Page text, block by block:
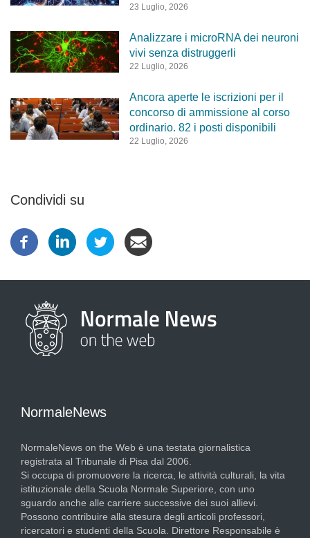
23 Luglio, 2026
Analizzare i microRNA dei neuroni
vivi senza distruggerli
22 Luglio, 2026
Ancora aperte le iscrizioni per il
concorso di ammissione al corso
ordinario. 82 i posti disponibili
22 Luglio, 2026
Condividi su
NormaleNews
NormaleNews on the Web è una testata giornalistica
registrata al Tribunale di Pisa dal 2006.
Si occupa di promuovere la ricerca, le attività culturali, la vita
istituzionale della Scuola Normale Superiore, con uno
sguardo anche alle carriere successive dei suoi allievi.
Possono contribuire alla stesura degli articoli professori,
ricercatori e studenti della Scuola. Direttore Responsabile è